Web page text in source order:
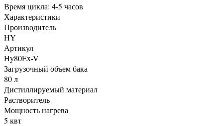
Время цикла: 4-5 часов
Характеристики
Производитель
HY
Артикул
Hy80Ex-V
Загрузочный объем бака
80 л
Дистиллируемый материал
Растворитель
Мощность нагрева
5 квт